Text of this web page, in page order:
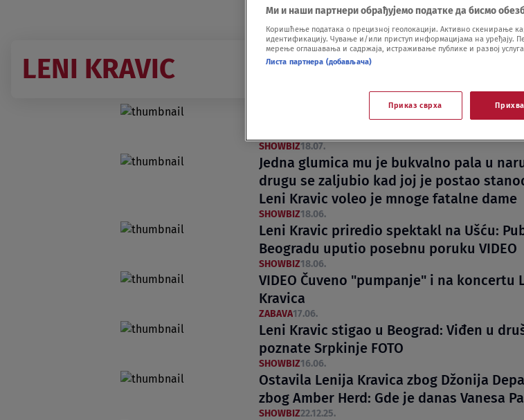
LENI KRAVIC
Znate li zašto Leni Kravic trenira u
SHOWBIZ18.07.
Jedna glumica mu je bukvalno pala u
drugu se zaljubio kad joj je postao
Leni Kravic voleo je mnoge fatalne dame
SHOWBIZ18.06.
Leni Kravic priredio spektakl na Ušću:
Beogradu uputio posebnu poruku VIDEO
SHOWBIZ18.06.
VIDEO Čuveno "pumpanje" i na koncertu
Kravica
ZABAVA17.06.
Leni Kravic stigao u Beograd: Viđen u
poznate Srpkinje FOTO
SHOWBIZ16.06.
Ostavila Lenija Kravica zbog Džonija
zbog Amber Herd: Gde je danas Vanesa
SHOWBIZ22.12.25.
Ми и наши партнери обрађујемо податке да бисмо
Коришћење података о прецизној геолокацији. Активно скенирање
идентификацију. Чување и/или приступ информацијама на уређају.
мерење оглашавања и садржаја, истраживање публике и развој
Листа партнера (добављача)
Приказ сврха